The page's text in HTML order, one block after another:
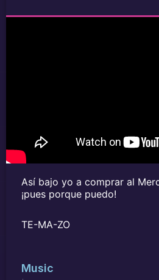
Así bajo yo a comprar al
¡pues porque puedo!
TE-MA-ZO
Music